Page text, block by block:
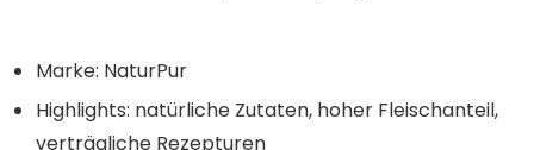
Marke: NaturPur
Highlights: natürliche Zutaten, hoher Fleischanteil,
verträgliche Rezepturen